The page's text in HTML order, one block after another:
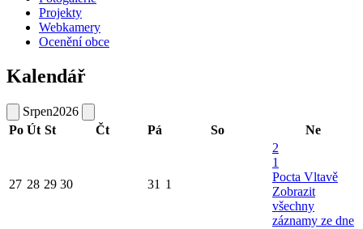
Projekty
Webkamery
Ocenění obce
Kalendář
Srpen2026
Po Út St Čt Pá So Ne
27 28 29 30 31 1
2
1
Pocta Vltavě
Zobrazit
všechny
záznamy ze dne